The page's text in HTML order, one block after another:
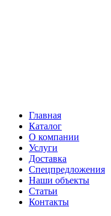
Главная
Каталог
О компании
Услуги
Доставка
Спецпредложения
Наши объекты
Статьи
Контакты